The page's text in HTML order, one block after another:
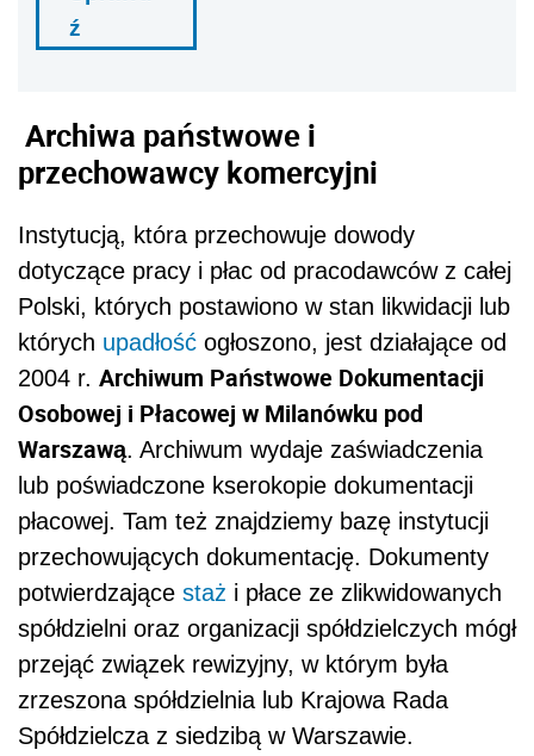
ź
Archiwa państwowe i
przechowawcy komercyjni
Instytucją, która przechowuje dowody
dotyczące pracy i płac od pracodawców z całej
Polski, których postawiono w stan likwidacji lub
których upadłość ogłoszono, jest działające od
2004 r. Archiwum Państwowe Dokumentacji
Osobowej i Płacowej w Milanówku pod
Warszawą. Archiwum wydaje zaświadczenia
lub poświadczone kserokopie dokumentacji
płacowej. Tam też znajdziemy bazę instytucji
przechowujących dokumentację. Dokumenty
potwierdzające staż i płace ze zlikwidowanych
spółdzielni oraz organizacji spółdzielczych mógł
przejąć związek rewizyjny, w którym była
zrzeszona spółdzielnia lub Krajowa Rada
Spółdzielcza z siedzibą w Warszawie.